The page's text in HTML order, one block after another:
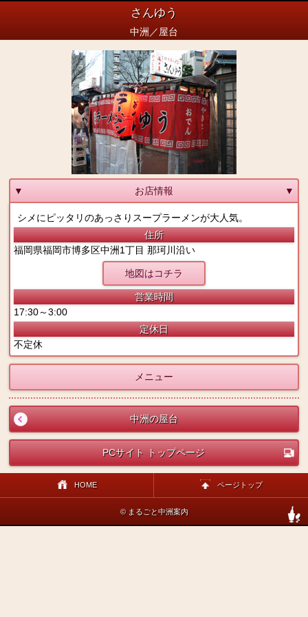
さんゆう
中洲／屋台
▼ お店情報 ▼
シメにピッタリのあっさりスープラーメンが大人気。
住所
福岡県福岡市博多区中洲1丁目 那珂川沿い
地図はコチラ
営業時間
17:30～3:00
定休日
不定休
メニュー
中洲の屋台
PCサイト トップページ
HOME ページトップ
© まるごと中洲案内